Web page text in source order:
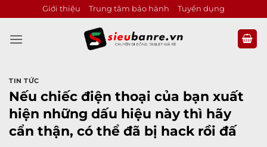
qua
nội
Giới thiệu Trung tâm bảo hành Tuyển dụng
TIN TỨC
Nếu chiếc điện thoại của bạn xuất
hiện những dấu hiệu này thì hãy
cẩn thận, có thể đã bị hack rồi đấ